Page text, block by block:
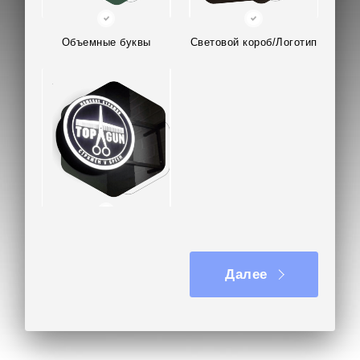
светорассеивающей пленки.
листовых материалов модель Advercut
K6090T4A. Скорость раскроя материала была
выставлена на 50 см / мин. Его рабочая зона
составляет 600 х 900 мм. Общий вес станка — 12
500 кг.
Доставка и монтаж требовался по адресу:
Вывеска с влагозащитой IP67 установлена на
стене внутри ресторана. Для разметки отверстий
Объемные буквы Световой короб/Логотип
Далее